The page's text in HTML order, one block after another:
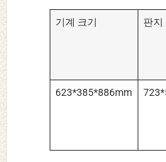
기계 크기 판지
623*385*886mm